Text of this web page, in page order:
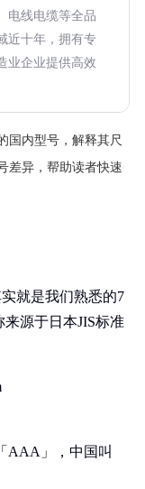
电线电缆等全品
近十年，拥有专
业企业提供高效
国内型号，解释其尺
差异，帮助读者快速
就是我们熟悉的7
源于日本JIS标准
AAA」，中国叫